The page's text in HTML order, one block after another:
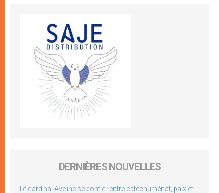
DERNIÈRES NOUVELLES
Le cardinal Aveline se confie : entre catéchuménat, paix et